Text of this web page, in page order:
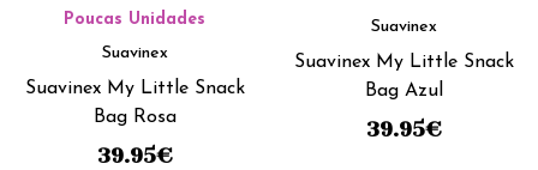
Poucas Unidades
Suavinex
Suavinex My Little Snack
Bag Rosa
39.95€
Suavinex
Suavinex My Little Snack
Bag Azul
39.95€